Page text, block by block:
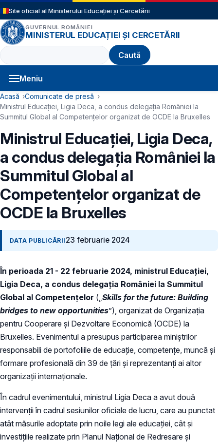
Sari la conținutul principal
Site oficial al Ministerului Educației și Cercetării
GUVERNUL ROMÂNIEI
MINISTERUL EDUCAȚIEI ȘI CERCETĂRII
Caută
Meniu
Navigație principală
Cale de navigare
Acasă
Comunicate de presă
Ministrul Educației, Ligia Deca, a condus delegația României la
Summitul Global al Competențelor organizat de OCDE la Bruxelles
Ministrul Educației, Ligia Deca,
a condus delegația României la
Summitul Global al
Competențelor organizat de
OCDE la Bruxelles
DATA PUBLICĂRII 23 februarie 2024
În perioada 21 - 22 februarie 2024, ministrul Educației,
Ligia Deca, a condus delegația României la Summitul
Global al Competențelor („ Skills for the future: Building
bridges to new opportunities”), organizat de Organizația
pentru Cooperare și Dezvoltare Economică (OCDE) la
Bruxelles. Evenimentul a presupus participarea miniștrilor
responsabili de portofoliile de educație, competențe, muncă și
formare profesională din 39 de țări și reprezentanți ai altor
organizații internaționale.
În cadrul evenimentului, ministrul Ligia Deca a avut două
intervenții în cadrul sesiunilor oficiale de lucru, care au punctat
atât măsurile adoptate prin noile legi ale educației, cât și
investițiile realizate prin Planul Național de Redresare și